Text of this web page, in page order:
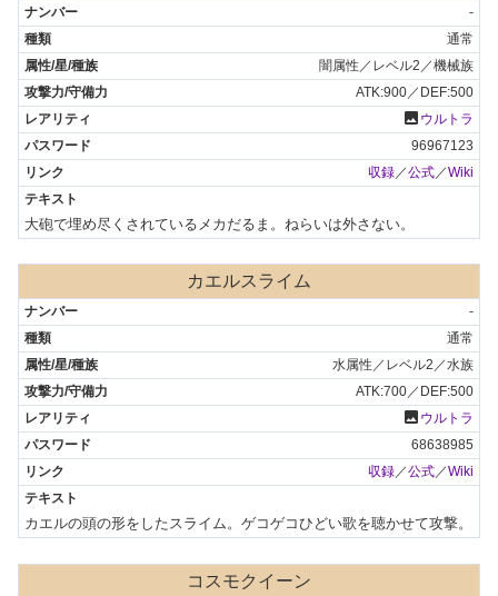
-
通常
闇属性／レベル2／機械族
ATK:900／DEF:500
photo ウルトラ
96967123
収録 ／公式 ／Wiki
大砲で埋め尽くされているメカだるま。ねらいは外さない。
カエルスライム
-
通常
水属性／レベル2／水族
ATK:700／DEF:500
photo ウルトラ
68638985
収録／公式／Wiki
カエルの頭の形をしたスライム。ゲコゲコひどい歌を聴かせて攻撃。
コスモクイーン